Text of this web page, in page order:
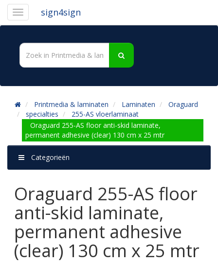
sign4sign
Printmedia & laminaten Laminaten
Oraguard
specialties
255-AS vloerlaminaat
Oraguard 255-AS floor anti-skid laminate,
permanent adhesive (clear) 130 cm x 25 mtr
Categorieën
Oraguard 255-AS floor
anti-skid laminate,
permanent adhesive
(clear) 130 cm x 25 mtr